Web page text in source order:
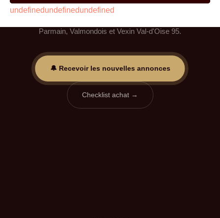
undefinedundefinedundefined
L'Isle-Adam & Parmain et alentours 95 Val-d'Oise
Parmain, Valmondois et Vexin Val-d'Oise 95.
🔔 Recevoir les nouvelles annonces
Checklist achat →